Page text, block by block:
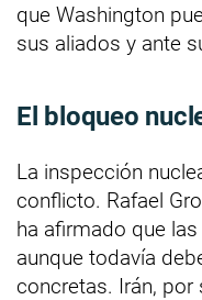
que Washington
sus aliados y ante
El bloqueo
La inspección
conflicto. Rafael
ha afirmado que las
aunque todavía
concretas. Irán, por